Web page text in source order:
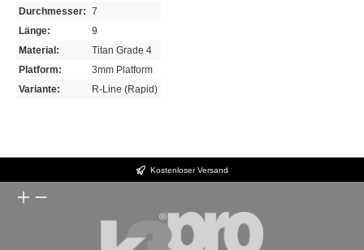
Durchmesser: 7
Länge:
9
Material:
Titan Grade 4
Platform:
3mm Platform
Variante:
R-Line (Rapid)
Kostenloser Versand